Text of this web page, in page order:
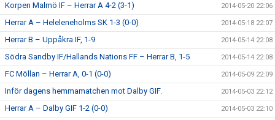
Korpen Malmö IF – Herrar A 4-2 (3-1) 2014-05-20 22:06
Herrar A – Heleleneholms SK 1-3 (0-0) 2014-05-18 22:07
Herrar B – Uppåkra IF, 1-9 2014-05-14 22:08
Södra Sandby IF/Hallands Nations FF – Herrar B, 1-5 2014-05-14 22:08
FC Möllan – Herrar A, 0-1 (0-0) 2014-05-09 22:09
Inför dagens hemmamatchen mot Dalby GIF. 2014-05-03 22:12
Herrar A – Dalby GIF 1-2 (0-0) 2014-05-03 22:10